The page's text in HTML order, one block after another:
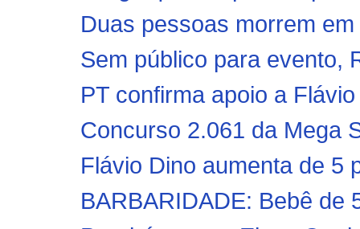
Duas pessoas morrem
Sem público para evento,
PT confirma apoio a
Concurso 2.061 da Mega
Flávio Dino aumenta de 5
BARBARIDADE: Bebê de